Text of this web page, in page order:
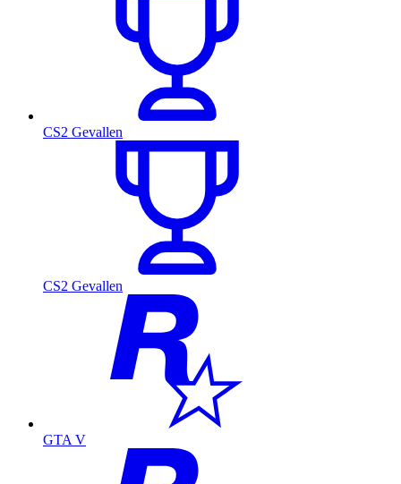
CS2 Gevallen
CS2 Gevallen
GTA V